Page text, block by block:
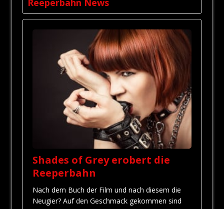
Reeperbahn News
Shades of Grey erobert die
Reeperbahn
Nach dem Buch der Film und nach diesem die
Neugier? Auf den Geschmack gekommen sind